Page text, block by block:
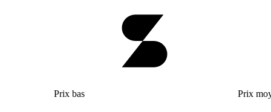
Prix bas Prix